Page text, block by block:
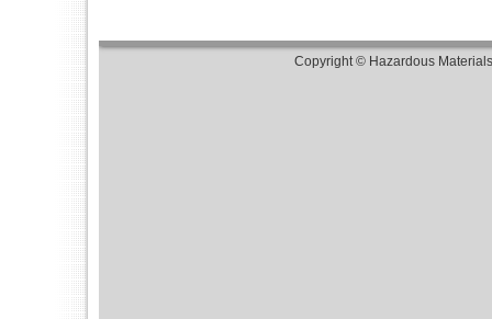
置を使用する監視システムの試験確認業
Copyright © Hazardous